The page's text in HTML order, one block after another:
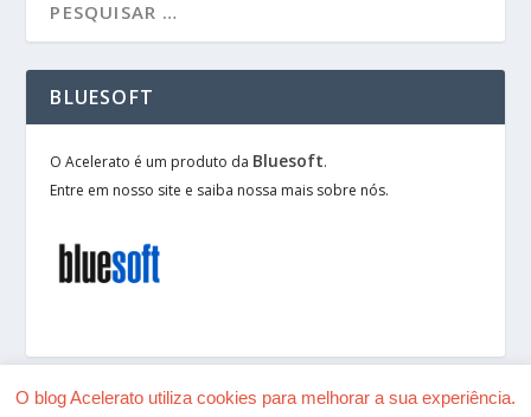
BLUESOFT
O Acelerato é um produto da Bluesoft.
Entre em nosso site e saiba nossa mais sobre nós.
O blog Acelerato utiliza cookies para melhorar a sua experiência.